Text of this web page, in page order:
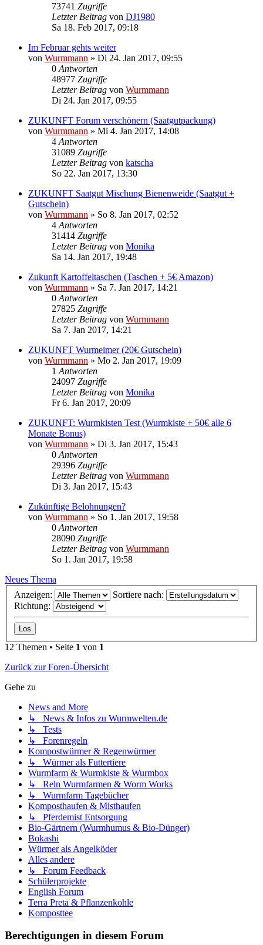
73741 Zugriffe
Letzter Beitrag von DJ1980
Sa 18. Feb 2017, 09:18
Im Februar gehts weiter
von Wurmmann » Di 24. Jan 2017, 09:55
0 Antworten
48977 Zugriffe
Letzter Beitrag von Wurmmann
Di 24. Jan 2017, 09:55
ZUKUNFT Forum verschönern (Saatgutpackung)
von Wurmmann » Mi 4. Jan 2017, 14:08
4 Antworten
31089 Zugriffe
Letzter Beitrag von katscha
So 22. Jan 2017, 13:30
ZUKUNFT Saatgut Mischung Bienenweide (Saatgut +
Gutschein)
von Wurmmann » So 8. Jan 2017, 02:52
4 Antworten
31414 Zugriffe
Letzter Beitrag von Monika
Sa 14. Jan 2017, 19:48
Zukunft Kartoffeltaschen (Taschen + 5€ Amazon)
von Wurmmann » Sa 7. Jan 2017, 14:21
0 Antworten
27825 Zugriffe
Letzter Beitrag von Wurmmann
Sa 7. Jan 2017, 14:21
ZUKUNFT Wurmeimer (20€ Gutschein)
von Wurmmann » Mo 2. Jan 2017, 19:09
1 Antworten
24097 Zugriffe
Letzter Beitrag von Monika
Fr 6. Jan 2017, 20:09
ZUKUNFT: Wurmkisten Test (Wurmkiste + 50€ alle 6
Monate Bonus)
von Wurmmann » Di 3. Jan 2017, 15:43
0 Antworten
29396 Zugriffe
Letzter Beitrag von Wurmmann
Di 3. Jan 2017, 15:43
Zukünftige Belohnungen?
von Wurmmann » So 1. Jan 2017, 19:58
0 Antworten
28090 Zugriffe
Letzter Beitrag von Wurmmann
So 1. Jan 2017, 19:58
Neues Thema
Anzeigen:
Sortiere nach:
Richtung:
12 Themen • Seite 1 von 1
Zurück zur Foren-Übersicht
Gehe zu
News and More
↳ News & Infos zu Wurmwelten.de
↳ Tests
↳ Forenregeln
Kompostwürmer & Regenwürmer
↳ Würmer als Futtertiere
Wurmfarm & Wurmkiste & Wurmbox
↳ Reln Wurmfarmen & Worm Works
↳ Wurmfarm Tagebücher
Komposthaufen & Misthaufen
↳ Pferdemist Entsorgung
Bio-Gärtnern (Wurmhumus & Bio-Dünger)
Bokashi
Würmer als Angelköder
Alles andere
↳ Forum Feedback
Schülerprojekte
English Forum
Terra Preta & Pflanzenkohle
Komposttee
Berechtigungen in diesem Forum